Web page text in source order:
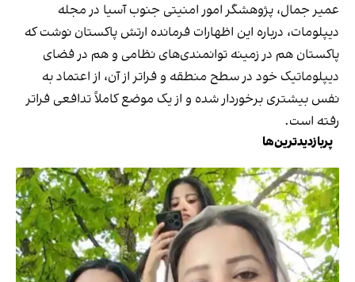
عمیر جمال، پژوهشگر امور امنیتی جنوب آسیا در مجله
دیپلومات، درباره این اظهارات فرمانده ارتش پاکستان نوشت که
پاکستان هم در زمینه توانمندی‌های نظامی و هم در فضای
دیپلوماتیک خود در سطح منطقه و فراتر از آن، از اعتماد به
نفس بیشتری برخوردار شده و از یک موضع کاملاً تدافعی فراتر
رفته است.
پربازدیدترین‌ها